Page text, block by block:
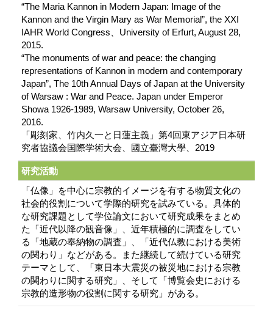
“The Maria Kannon in Modern Japan: Image of the
Kannon and the Virgin Mary as War Memorial”, the XXI
IAHR World Congress、University of Erfurt, August 28,
2015.
“The monuments of war and peace: the changing
representations of Kannon in modern and contemporary
Japan”, The 10th Annual Days of Japan at the University
of Warsaw : War and Peace. Japan under Emperor
Showa 1926-1989, Warsaw University, October 26,
2016.
「彫刻家、竹内久一と日蓮主義」第4回東アジア日本研
究者協議会国際学術大会、國立臺灣大學、2019
研究活動
「仏像」を中心に宗教的イメージを有する物質文化の
社会的役割について学際的研究を試みている。具体的
な研究課題として学位論文において研究成果をまとめ
た「近代以降の観音像」、近年積極的に調査をしてい
る「地蔵の奉納物の調査」、「近代仏教における美術
の関わり」などがある。また継続して続けている研究
テーマとして、「東日本大震災の被災地における宗教
の関わりに関する研究」、そして「博覧会史における
宗教的造形物の役割に関する研究」がある。